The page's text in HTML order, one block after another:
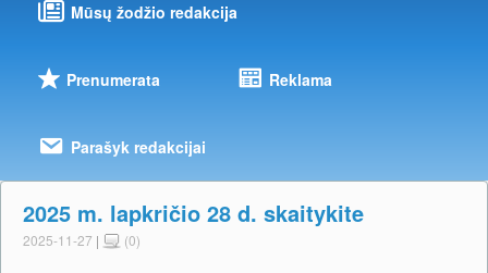
Mūsų žodžio redakcija
Prenumerata Reklama
Parašyk redakcijai
2025 m. lapkričio 28 d. skaitykite
2025-11-27 | (0)